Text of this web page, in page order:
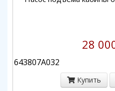
28
643807A032
Купить